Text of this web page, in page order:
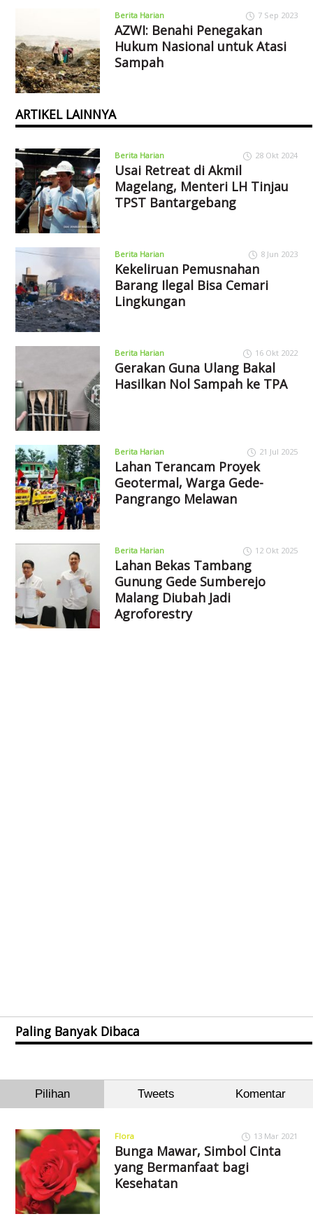
Berita Harian 7 Sep 2023
AZWI: Benahi Penegakan
Hukum Nasional untuk Atasi
Sampah
ARTIKEL LAINNYA
Berita Harian 28 Okt 2024
Usai Retreat di Akmil
Magelang, Menteri LH Tinjau
TPST Bantargebang
Berita Harian 8 Jun 2023
Kekeliruan Pemusnahan
Barang Ilegal Bisa Cemari
Lingkungan
Berita Harian 16 Okt 2022
Gerakan Guna Ulang Bakal
Hasilkan Nol Sampah ke TPA
Berita Harian 21 Jul 2025
Lahan Terancam Proyek
Geotermal, Warga Gede-
Pangrango Melawan
Berita Harian 12 Okt 2025
Lahan Bekas Tambang
Gunung Gede Sumberejo
Malang Diubah Jadi
Agroforestry
Paling Banyak Dibaca
Pilihan Tweets Komentar
Flora 13 Mar 2021
Bunga Mawar, Simbol Cinta
yang Bermanfaat bagi
Kesehatan